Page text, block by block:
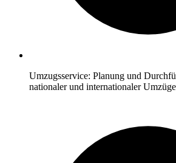
Umzugsservice: Planung und
nationaler und internationaler